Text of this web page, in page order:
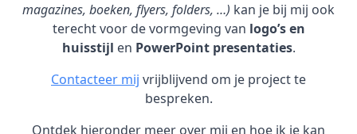
magazines, boeken, flyers, folders, …) kan je bij mij ook
terecht voor de vormgeving van logo’s en
huisstijl en PowerPoint presentaties.
Contacteer mij vrijblijvend om je project te
bespreken.
Ontdek hieronder meer over mij en hoe ik je kan